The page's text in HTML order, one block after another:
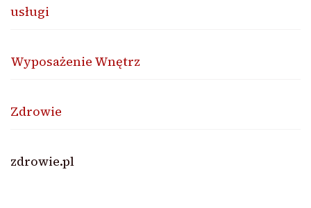
usługi
Wyposażenie Wnętrz
Zdrowie
zdrowie.pl